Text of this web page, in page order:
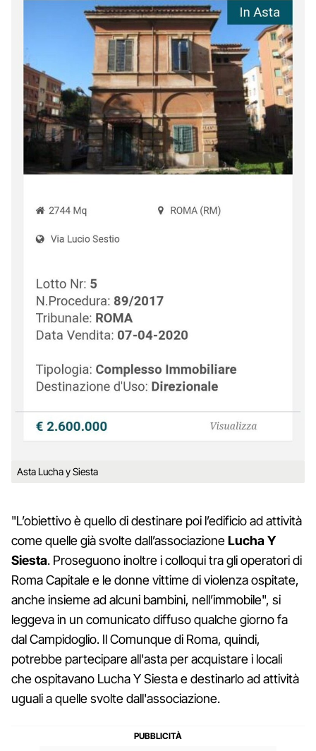
Asta Lucha y Siesta
"L’obiettivo è quello di destinare poi l’edificio ad attività
come quelle già svolte dall’associazioneLucha Y
Siesta. Proseguono inoltre i colloqui tra gli operatori di
Roma Capitale e le donne vittime di violenza ospitate,
anche insieme ad alcuni bambini, nell’immobile", si
leggeva in un comunicato diffuso qualche giorno fa
dal Campidoglio. Il Comunque di Roma, quindi,
potrebbe partecipare all'asta per acquistare i locali
che ospitavano Lucha Y Siesta e destinarlo ad attività
uguali a quelle svolte dall'associazione.